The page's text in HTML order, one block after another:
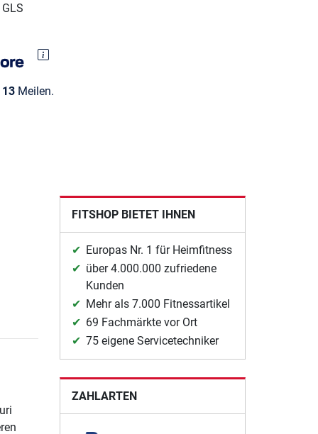
13Meilen.
FITSHOP BIETET IHNEN
Europas Nr. 1 für Heimfitness
über 4.000.000 zufriedene
Kunden
Mehr als 7.000 Fitnessartikel
69 Fachmärkte vor Ort
75 eigene Servicetechniker
ZAHLARTEN